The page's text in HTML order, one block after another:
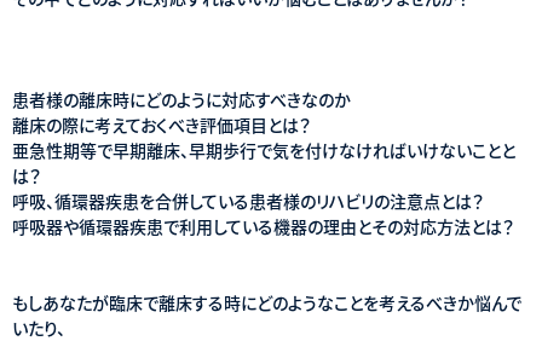
患者様の離床時にどのように対応すべきなのか
離床の際に考えておくべき評価項目とは？
亜急性期等で早期離床、早期歩行で気を付けなければいけないことと
は？
呼吸、循環器疾患を合併している患者様のリハビリの注意点とは？
呼吸器や循環器疾患で利用している機器の理由とその対応方法とは？
もしあなたが臨床で離床する時にどのようなことを考えるべきか悩んで
いたり、